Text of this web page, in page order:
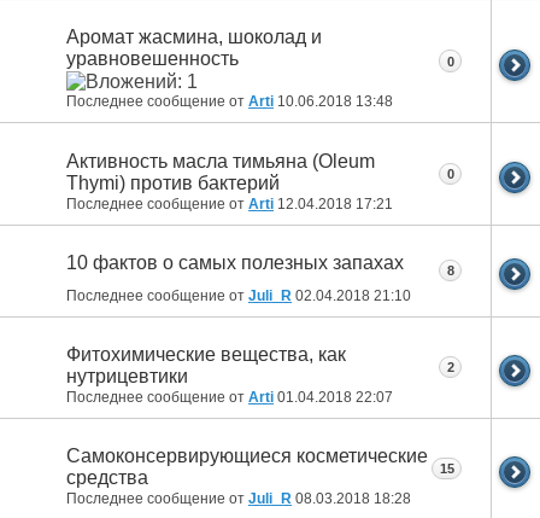
Аромат жасмина, шоколад и
уравновешенность
Последнее сообщение от Arti 10.06.2018 13:48
0
Активность масла тимьяна (Oleum
Thymi) против бактерий
Последнее сообщение от Arti 12.04.2018 17:21
0
10 фактов о самых полезных запахах
Последнее сообщение от Juli_R 02.04.2018 21:10
8
Фитохимические вещества, как
нутрицевтики
Последнее сообщение от Arti 01.04.2018 22:07
2
Самоконсервирующиеся косметические
средства
Последнее сообщение от Juli_R 08.03.2018 18:28
15